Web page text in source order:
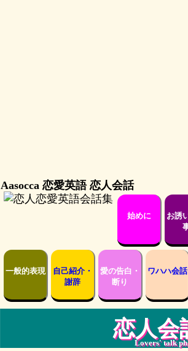
Aasocca 恋愛英語 恋人会話
始めに
お誘
一般的表現
自己紹介・
謝辞
愛の告白・
断り
ワハハ会話
恋人会
Lovers' talk